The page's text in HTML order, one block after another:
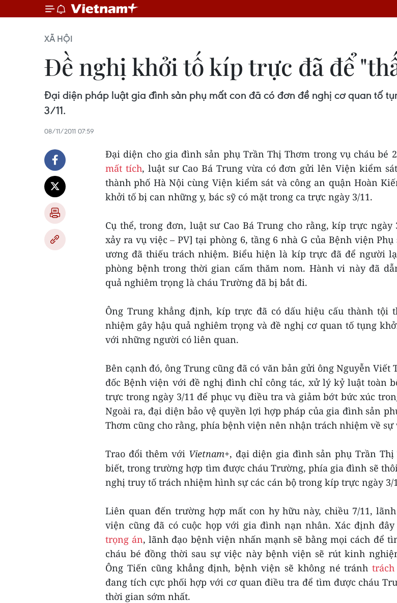
XÃ HỘI
Đề nghị khởi tố kíp trực đã để
Đại diện pháp luật gia đình sản phụ mất con đã có đơn đề nghị cơ quan tố
3/11.
08/11/2011 07:59
Đại diện cho gia đình sản phụ Trần Thị Thơm trong vụ cháu bé
mất tích, luật sư Cao Bá Trung vừa có đơn gửi lên Viện kiểm
thành phố Hà Nội cùng Viện kiểm sát và công an quận Hoàn
khởi tố bị can những y, bác sỹ có mặt trong ca trực ngày 3/11.
Cụ thể, trong đơn, luật sư Cao Bá Trung cho rằng, kíp trực ngày
xảy ra vụ việc – PV] tại phòng 6, tầng 6 nhà G của Bệnh viện Phụ
ương đã thiếu trách nhiệm. Biểu hiện là kíp trực đã để người
phòng bệnh trong thời gian cấm thăm nom. Hành vi này đã
quả nghiêm trọng là cháu Trường đã bị bắt đi.
Ông Trung khẳng định, kíp trực đã có dấu hiệu cấu thành tội
nhiệm gây hậu quả nghiêm trọng và đề nghị cơ quan tố tụng
với những người có liên quan.
Bên cạnh đó, ông Trung cũng đã có văn bản gửi ông Nguyễn Viết
đốc Bệnh viện với đề nghị đình chỉ công tác, xử lý kỷ luật toàn
trực trong ngày 3/11 để phục vụ điều tra và giảm bớt bức xúc
Ngoài ra, đại diện bảo vệ quyền lợi hợp pháp của gia đình sản
Thơm cũng cho rằng, phía bệnh viện nên nhận trách nhiệm về sự
Trao đổi thêm với Vietnam+, đại diện gia đình sản phụ Trần Thị
biết, trong trường hợp tìm được cháu Trường, phía gia đình sẽ
nghị truy tố trách nhiệm hình sự các cán bộ trong kíp trực ngày 3/
Liên quan đến trường hợp mất con hy hữu này, chiều 7/11,
viện cũng đã có cuộc họp với gia đình nạn nhân. Xác định
trọng án, lãnh đạo bệnh viện nhấn mạnh sẽ bằng mọi cách để
cháu bé đồng thời sau sự việc này bệnh viện sẽ rút kinh
Ông Tiến cũng khẳng định, bệnh viện sẽ không né tránh
đang tích cực phối hợp với cơ quan điều tra để tìm được cháu
thời gian sớm nhất.